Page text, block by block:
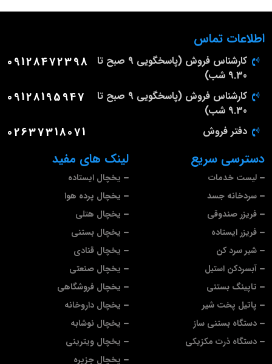
لینک های مفید
یخچال ایستاده
یخچال پرده هوا
یخچال هتلی
یخچال بستنی
یخچال قنادی
یخچال صنعتی
یخچال فروشگاهی
یخچال داروخانه
یخچال نوشابه
یخچال ویترینی
یخچال جزیره
دسترسی سریع
لیست خدمات
سردخانه جسد
فریزر صندوقی
فریزر ایستاده
شیر سرد کن
آبسردکن استیل
تاپینگ بستنی
پاتیل پخت شیر
دستگاه بستنی ساز
دستگاه ذرت مکزیکی
اطلاعات تماس
کارشناس فروش (پاسخگویی 9 صبح تا
9.30 شب)
09128472398
کارشناس فروش (پاسخگویی 9 صبح تا
9.30 شب)
09128195947
دفتر فروش 02637318071